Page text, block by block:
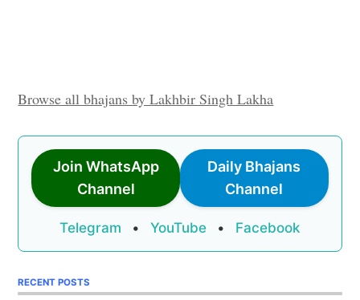
Browse all bhajans by Lakhbir Singh Lakha
Join WhatsApp
Channel
Daily Bhajans
Channel
Telegram • YouTube • Facebook
RECENT POSTS